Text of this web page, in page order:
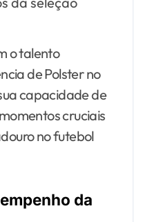
o talento
de Polster no
capacidade de
cruciais
no futebol
da